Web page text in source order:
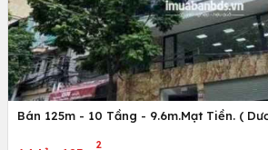
Bán 125m - 10 Tầng - 9.6m.Mạt Tiền. (
2